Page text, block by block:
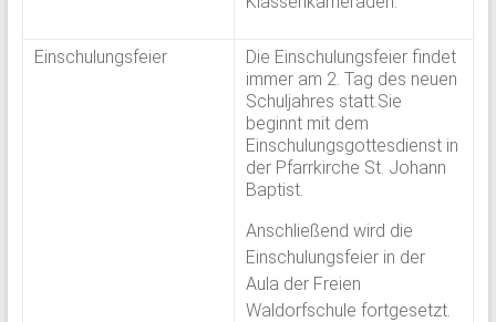
Einschulungsfeier
Die Einschulungsfeier findet
immer am 2. Tag des neuen
Schuljahres statt.Sie
beginnt mit dem
Einschulungsgottesdienst in
der Pfarrkirche St. Johann
Baptist.
Anschließend wird die
Einschulungsfeier in der
Aula der Freien
Waldorfschule fortgesetzt.